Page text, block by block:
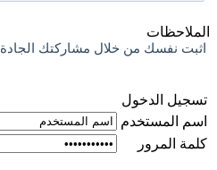
الملاحظات
اثبت نفسك من خلال مشاركتك الجادة
تسجيل الدخول
اسم المستخدم
كلمة المرور